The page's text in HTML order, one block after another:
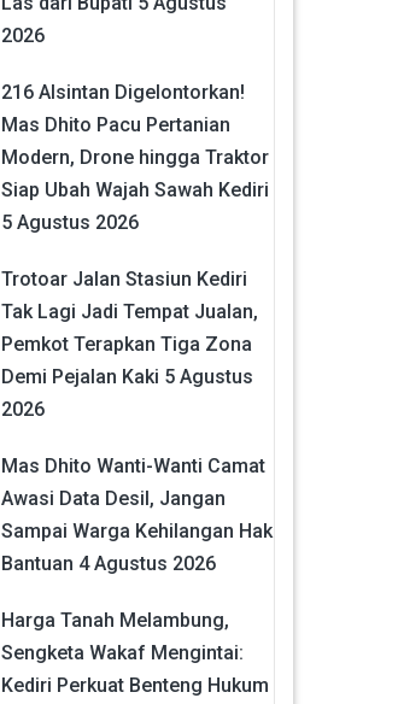
2026
216 Alsintan Digelontorkan!
Mas Dhito Pacu Pertanian
Modern, Drone hingga Traktor
Siap Ubah Wajah Sawah Kediri
5 Agustus 2026
Trotoar Jalan Stasiun Kediri
Tak Lagi Jadi Tempat Jualan,
Pemkot Terapkan Tiga Zona
Demi Pejalan Kaki 5 Agustus
2026
Mas Dhito Wanti-Wanti Camat
Awasi Data Desil, Jangan
Sampai Warga Kehilangan Hak
Bantuan 4 Agustus 2026
Harga Tanah Melambung,
Sengketa Wakaf Mengintai:
Kediri Perkuat Benteng Hukum